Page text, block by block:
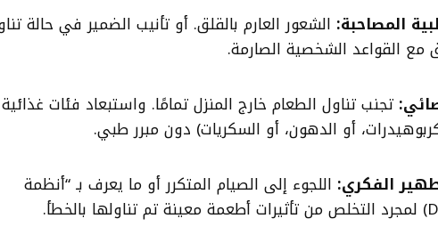
المصاحبة: الشعور العارم بالقلق. أو تأنيب الضمير في حالة
مع القواعد الشخصية الصارمة.
: تجنب تناول الطعام خارج المنزل تمامًا. واستبعاد فئات غذائية
أو الدهون، أو السكريات) دون مبرر طبي.
الفكري: اللجوء إلى الصيام المتكرر أو ما يعرف بـ “أنظمة